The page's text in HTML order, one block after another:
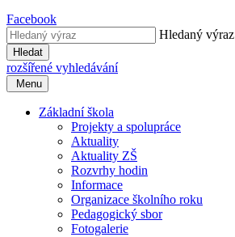
Facebook
Hledaný výraz
Hledat
rozšířené vyhledávání
Menu
Základní škola
Projekty a spolupráce
Aktuality
Aktuality ZŠ
Rozvrhy hodin
Informace
Organizace školního roku
Pedagogický sbor
Fotogalerie